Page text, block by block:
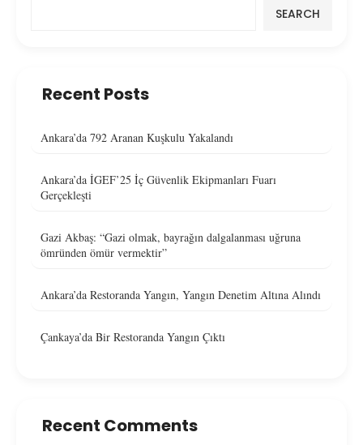
SEARCH
Recent Posts
Ankara’da 792 Aranan Kuşkulu Yakalandı
Ankara’da İGEF’25 İç Güvenlik Ekipmanları Fuarı
Gerçekleşti
Gazi Akbaş: “Gazi olmak, bayrağın dalgalanması uğruna
ömründen ömür vermektir”
Ankara’da Restoranda Yangın, Yangın Denetim Altına Alındı
Çankaya’da Bir Restoranda Yangın Çıktı
Recent Comments